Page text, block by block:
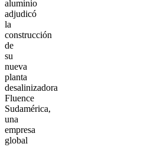
aluminio
adjudicó
la
construcción
de
su
nueva
planta
desalinizadora
Fluence
Sudamérica,
una
empresa
global